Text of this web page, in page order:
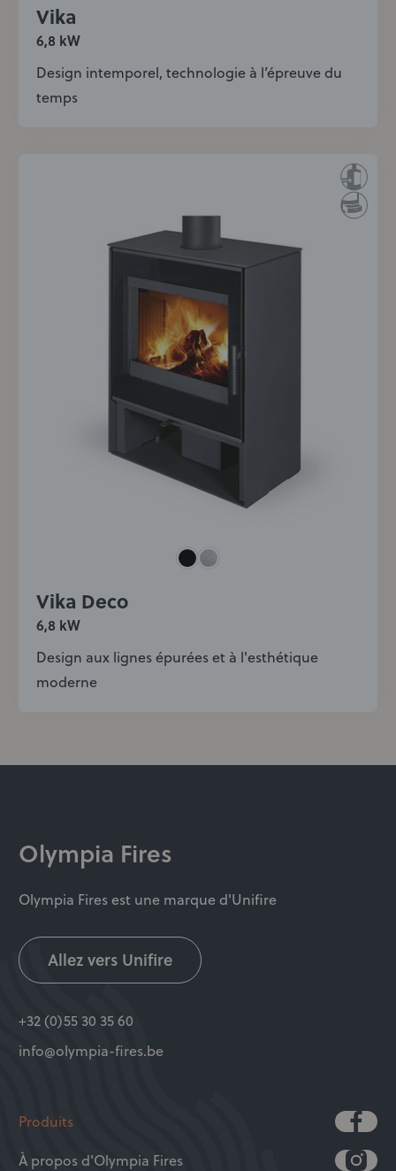
Vika
6,8 kW
Design intemporel, technologie à l’épreuve du
temps
Vika Deco
6,8 kW
Design aux lignes épurées et à l'esthétique
moderne
Olympia Fires
Olympia Fires est une marque d'Unifire
Allez vers Unifire
+32 (0)55 30 35 60
info@olympia-fires.be
Produits
À propos d'Olympia Fires